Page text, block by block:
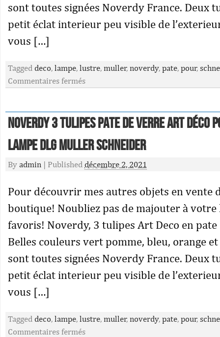
sont toutes signées Noverdy France. Deux
petit éclat interieur peu visible de
vous […]
Tagged deco, lampe, lustre, muller, noverdy, pate, pour,
Commentaires fermés
Noverdy 3 tulipes pate de verre Art déco
lampe dlg Muller Schneider
By admin | Published décembre 2, 2021
Pour découvrir mes autres objets en vente
boutique! Noubliez pas de majouter à votre
favoris! Noverdy, 3 tulipes Art Deco en
Belles couleurs vert pomme, bleu, orange
sont toutes signées Noverdy France. Deux
petit éclat interieur peu visible de
vous […]
Tagged deco, lampe, lustre, muller, noverdy, pate, pour,
Commentaires fermés